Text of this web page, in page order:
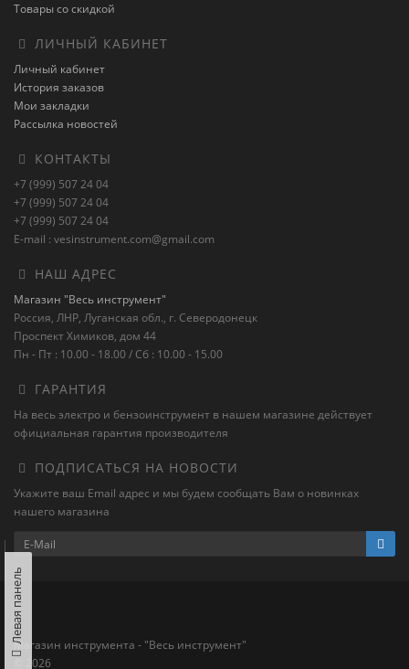
Товары со скидкой
ЛИЧНЫЙ КАБИНЕТ
Личный кабинет
История заказов
Мои закладки
Рассылка новостей
КОНТАКТЫ
+7 (999) 507 24 04
+7 (999) 507 24 04
+7 (999) 507 24 04
E-mail : vesinstrument.com@gmail.com
НАШ АДРЕС
Магазин "Весь инструмент"
Россия, ЛНР, Луганская обл., г. Северодонецк
Проспект Химиков, дом 44
Пн - Пт : 10.00 - 18.00 / Сб : 10.00 - 15.00
ГАРАНТИЯ
На весь электро и бензоинструмент в нашем магазине действует
официальная гарантия производителя
ПОДПИСАТЬСЯ НА НОВОСТИ
Укажите ваш Email адрес и мы будем сообщать Вам о новинках
нашего магазина
Магазин инструмента - "Весь инструмент"
© 2026
Левая панель